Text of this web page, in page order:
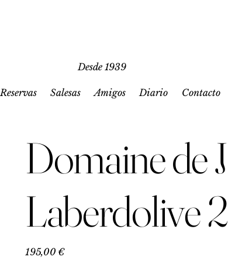
Reservas Salesas Amigos Diario Contacto
Desde 1939
Domaine de
Laberdolive
Precio
195,00 €